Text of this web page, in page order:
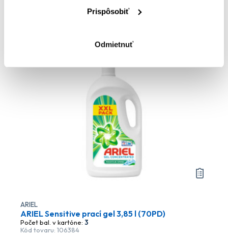
Prispôsobiť
Odmietnuť
s DPH)
ARIEL
ARIEL Sensitive prací gel 3,85 l (70PD)
Počet bal. v kartóne: 3
Kód tovaru: 106384